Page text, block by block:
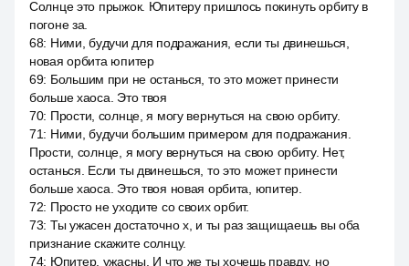
Солнце это прыжок. Юпитеру пришлось покинуть орбиту в
погоне за.
68: Ними, будучи для подражания, если ты двинешься,
новая орбита юпитер
69: Большим при не останься, то это может принести
больше хаоса. Это твоя
70: Прости, солнце, я могу вернуться на свою орбиту.
71: Ними, будучи большим примером для подражания.
Прости, солнце, я могу вернуться на свою орбиту. Нет,
останься. Если ты двинешься, то это может принести
больше хаоса. Это твоя новая орбита, юпитер.
72: Просто не уходите со своих орбит.
73: Ты ужасен достаточно x, и ты раз защищаешь вы оба
признание скажите солнцу.
74: Юпитер, ужасны. И что же ты хочешь правду, но